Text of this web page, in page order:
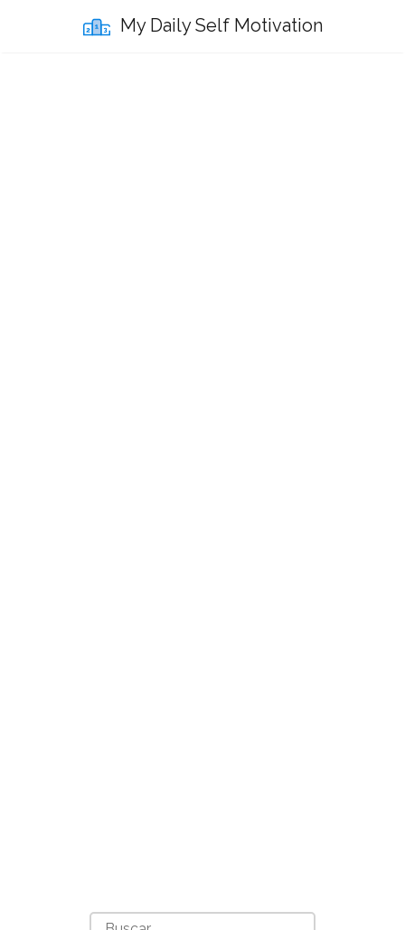
My Daily Self Motivation